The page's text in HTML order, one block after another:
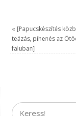
« [Papucskészítés
teázás, pihenés az
faluban]